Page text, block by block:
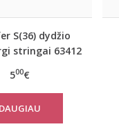
S(36) dydžio
stringai 63412
500€
DAUGIAU